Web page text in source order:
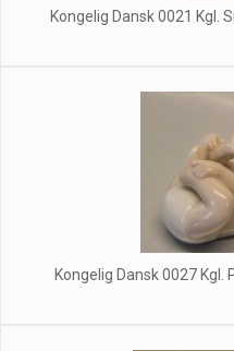
Kongelig Dansk 0021 Kgl.
Kongelig Dansk 0027 Kgl.